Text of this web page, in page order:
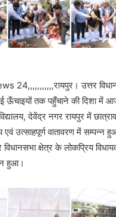
24,,,,,,,,,,,रायपुर। उत्तर
ऊँचाइयों तक पहुँचाने की दिशा में
देवेंद्र नगर रायपुर में
एवं उत्साहपूर्ण वातावरण में सम्पन्न
क्षेत्र के लोकप्रिय
हुआ।